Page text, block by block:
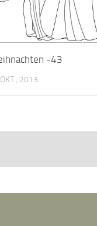
-43
2013